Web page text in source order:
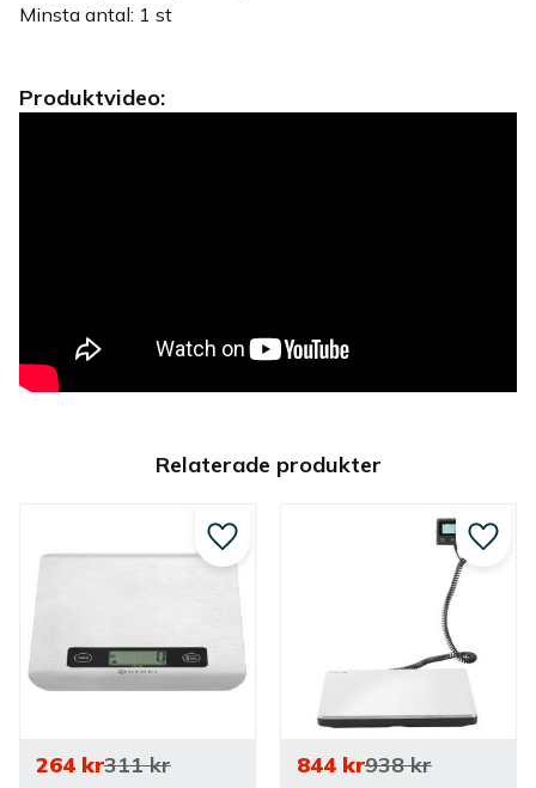
Minsta antal: 1 st
Produktvideo:
Relaterade produkter
264kr311kr
Lägg till i favoriter
844kr938kr
Lägg